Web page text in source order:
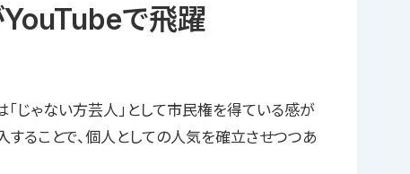
YouTubeで飛躍
じゃない方芸人」として市民権を得ている感が
ることで、個人としての人気を確立させつつあ